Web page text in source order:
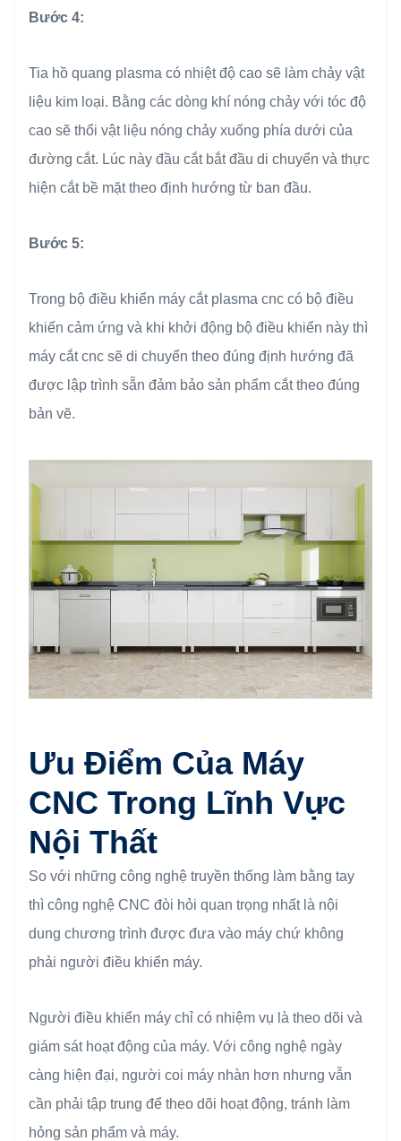
Bước 4:
Tia hồ quang plasma có nhiệt độ cao sẽ làm chảy vật
liệu kim loại. Bằng các dòng khí nóng chảy với tóc độ
cao sẽ thổi vật liệu nóng chảy xuống phía dưới của
đường cắt. Lúc này đầu cắt bắt đầu di chuyển và thực
hiện cắt bề mặt theo định hướng từ ban đầu.
Bước 5:
Trong bộ điều khiển máy cắt plasma cnc có bộ điều
khiến cảm ứng và khi khởi động bộ điều khiển này thì
máy cắt cnc sẽ di chuyển theo đúng định hướng đã
được lập trình sẵn đảm bảo sản phẩm cắt theo đúng
bản vẽ.
Ưu Điểm Của Máy
CNC Trong Lĩnh Vực
Nội Thất
So với những công nghệ truyền thống làm bằng tay
thì công nghệ CNC đòi hỏi quan trọng nhất là nội
dung chương trình được đưa vào máy chứ không
phải người điều khiển máy.
Người điều khiển máy chỉ có nhiệm vụ là theo dõi và
giám sát hoạt động của máy. Với công nghệ ngày
càng hiện đại, người coi máy nhàn hơn nhưng vẫn
cần phải tập trung để theo dõi hoạt động, tránh làm
hỏng sản phẩm và máy.